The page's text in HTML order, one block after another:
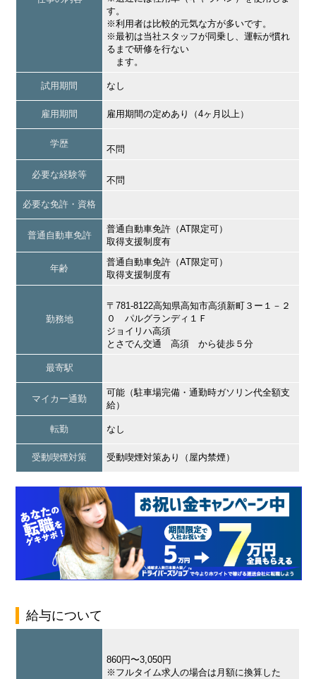
す。
※利用者は比較的元気な方が多いです。
※最初は当社スタッフが同乗し、運転が慣れ
るまで研修を行ない
ます。
試用期間 なし
雇用期間 雇用期間の定めあり（4ヶ月以上）
学歴
不問
必要な経験等
不問
必要な免許・資格
普通自動車免許
普通自動車免許（AT限定可）
取得支援制度有
年齢
普通自動車免許（AT限定可）
取得支援制度有
勤務地
〒781-8122高知県高知市高須新町３ー１－２
０ パルグランディ１Ｆ
ジョイリハ高須
とさでん交通 高須 から徒歩５分
最寄駅
マイカー通勤
可能（駐車場完備・通勤時ガソリン代全額支
給）
転勤 なし
受動喫煙対策 受動喫煙対策あり（屋内禁煙）
給与について
860円〜3,050円
※フルタイム求人の場合は月額に換算した